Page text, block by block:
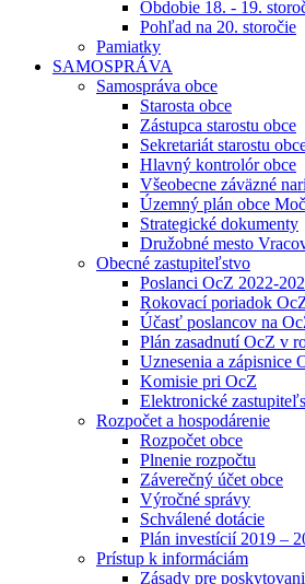
Obdobie 18. - 19.
Pohľad na 20. storočie
Pamiatky
SAMOSPRÁVA
Samospráva obce
Starosta obce
Zástupca starostu obce
Sekretariát starostu
Hlavný kontrolór obce
Všeobecne záväzné
Územný plán obce
Strategické dokumenty
Družobné mesto
Obecné zastupiteľstvo
Poslanci OcZ 2022-
Rokovací poriadok
Účasť poslancov na
Plán zasadnutí OcZ v
Uznesenia a zápisnice
Komisie pri OcZ
Elektronické
Rozpočet a hospodárenie
Rozpočet obce
Plnenie rozpočtu
Záverečný účet obce
Výročné správy
Schválené dotácie
Plán investícií 2019 –
Prístup k informáciám
Zásady pre